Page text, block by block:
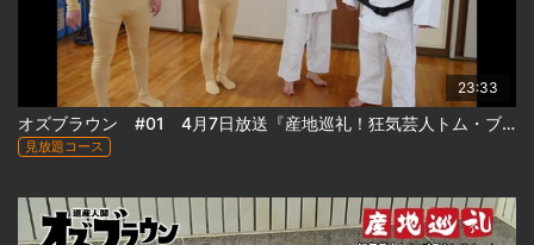
23:33
オズブラウン #01 4月7日放送『産地巡礼！狂気芸人トム・ブラウンのルーツ札幌東区探訪(前編)』
見放題コース